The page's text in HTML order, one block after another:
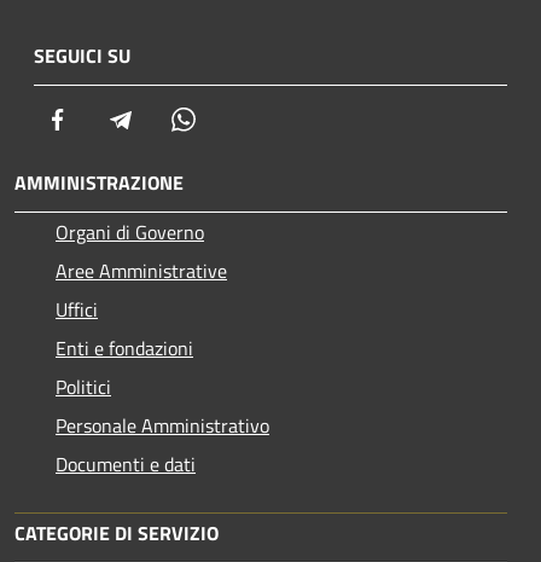
SEGUICI SU
Facebook Telegram
AMMINISTRAZIONE
Organi di Governo
Aree Amministrative
Uffici
Enti e fondazioni
Politici
Personale Amministrativo
Documenti e dati
CATEGORIE DI SERVIZIO